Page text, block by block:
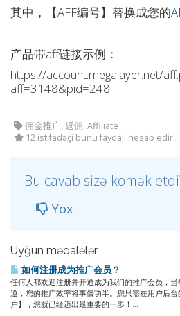
其中，【AFF编号】替换成您的
产品带aff链接示例：
https://account.megalayer.net/
aff=3148&pid=248
佣金推广, 返佣, Affiliate
12 istifadəçi bunu faydalı hesab edir
Bu cavab sizə kömək
Yox
Uyğun məqalələr
如何注册成为推广会员？
任何人都欢迎注册并开通成为我们的推广会员，
道，您的推广效率将事倍功半。您只需在用户后
户】，您就已经迈出最重要的一步！...